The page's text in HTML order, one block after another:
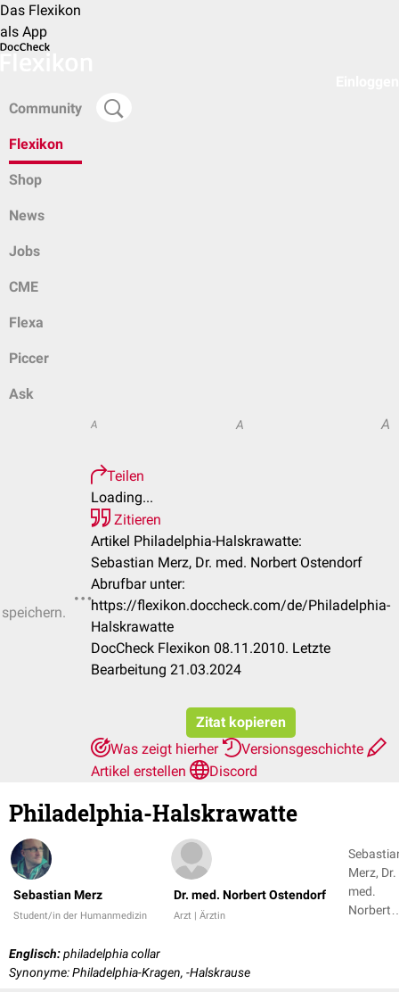
Das Flexikon
als App
Community
Flexikon
Shop
News
Jobs
CME
Flexa
Piccer
Ask
A A A
Teilen
Loading...
Zitieren
Artikel Philadelphia-Halskrawatte:
Sebastian Merz, Dr. med. Norbert Ostendorf
Abrufbar unter:
https://flexikon.doccheck.com/de/Philadelphia-
Halskrawatte
DocCheck Flexikon 08.11.2010. Letzte
Bearbeitung 21.03.2024
Zitat kopieren
Was zeigt hierher
Versionsgeschichte
Artikel erstellen
Discord
Philadelphia-Halskrawatte
Sebastian Merz
Student/in der Humanmedizin
Dr. med. Norbert Ostendorf
Arzt | Ärztin
Merz, Dr.
med.
Norbert
Englisch:philadelphia collar
Synonyme: Philadelphia-Kragen, -Halskrause